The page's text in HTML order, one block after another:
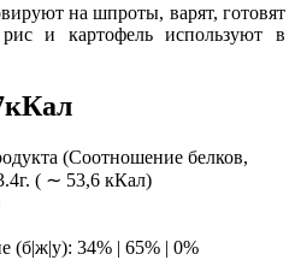
на шпроты, варят, готовят
и картофель используют в
(Соотношение белков,
( ∼ 53,6 кКал)
(б|ж|у): 34% | 65% | 0%